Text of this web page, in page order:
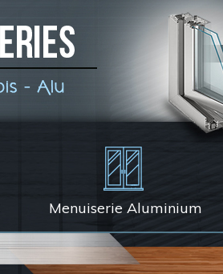
Menuiserie Aluminium